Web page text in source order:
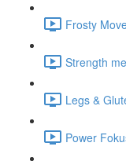
Frosty
Strength
Legs &
Power